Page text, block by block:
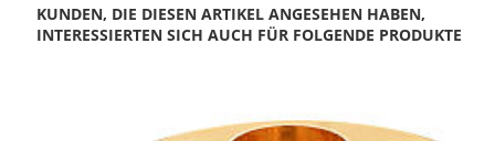
KUNDEN, DIE DIESEN ARTIKEL ANGESEHEN HABEN,
INTERESSIERTEN SICH AUCH FÜR FOLGENDE PRODUKTE